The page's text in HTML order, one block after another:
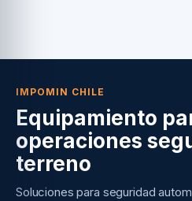
IMPOMIN CHILE
Equipamiento
operaciones
terreno
Soluciones para seguridad